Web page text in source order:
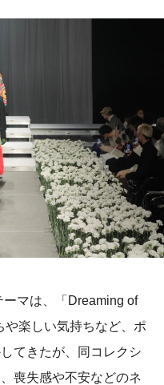
マは、「Dreaming of
や楽しい気持ちなど、ポ
てきたが、同コレクシ
喪失感や不安などのネ